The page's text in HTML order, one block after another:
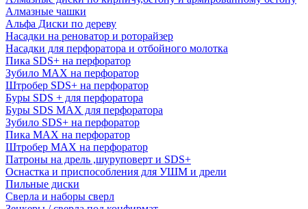
Алмазные чашки
Альфа Диски по дереву
Насадки на реноватор и роторайзер
Насадки для перфоратора и отбойного молотка
Пика SDS+ на перфоратор
Зубило MAX на перфоратор
Штробер SDS+ на перфоратор
Буры SDS + для перфоратора
Буры SDS MAX для перфоратора
Зубило SDS+ на перфоратор
Пика MAX на перфоратор
Штробер MAX на перфоратор
Патроны на дрель ,шуруповерт и SDS+
Оснастка и приспособления для УШМ и дрели
Пильные диски
Сверла и наборы сверл